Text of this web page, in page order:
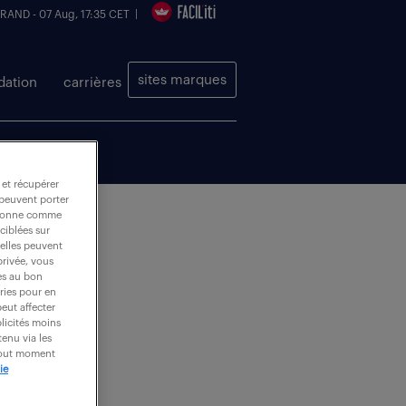
- 07 Aug, 17:35 CET |
sites marques
carrières
et récupérer
porter
comme
sur
peuvent
vous
au bon
pour en
affecter
moins
via les
moment